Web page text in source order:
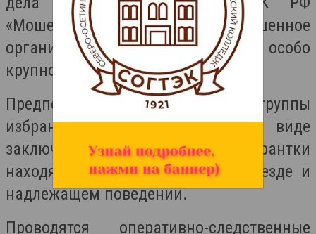
«Мошенничество, совершенное
организованной группой либо в особо
крупном размере».
Предполагаемому лидеру группы
избрана мера пресечения в виде
заключения под стражу. Две фигурантки
находятся под подпиской о невыезде и
надлежащем поведении.
Проводятся оперативно-следственные